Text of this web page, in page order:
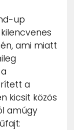
up
ami miatt
a
kicsit közös
amúgy